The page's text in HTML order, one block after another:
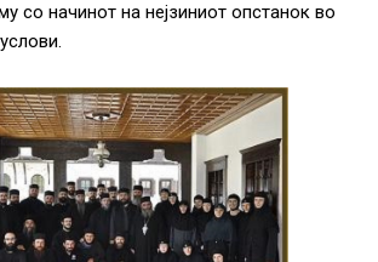
со начинот на нејзиниот опстанок во